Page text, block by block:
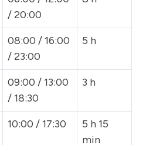
/ 20:00
08:00 / 16:00
/ 23:00
5 h
09:00 / 13:00
/ 18:30
3 h
10:00 / 17:30
5 h 15
min